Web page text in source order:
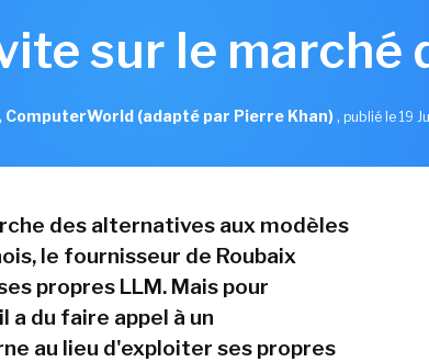
sur le marché
ComputerWorld (adapté par Pierre Khan), publié le 19
des alternatives aux modèles
le fournisseur de Roubaix
propres LLM. Mais pour
du faire appel à un
au lieu d'exploiter ses propres